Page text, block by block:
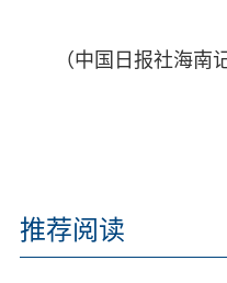
（中国日报社海南
推荐阅读